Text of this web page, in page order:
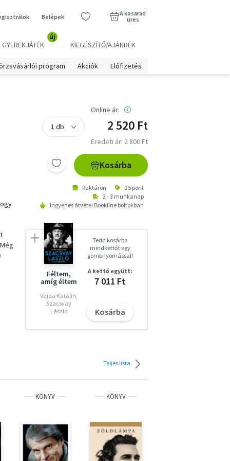
Belépek
A kosarad
üres
GYEREKJÁTÉK
új
KIEGÉSZÍTŐ/AJÁNDÉK
program Akciók Előfizetés
Online ár:
2 520 Ft
Eredeti ár: 2 800 Ft
Kosárba
Raktáron
25 pont
2 - 3 munkanap
Ingyenes átvétel Bookline boltokban
Féltem,
amíg éltem
Vajda Katalin,
Szacsvay
László
Tedd kosárba
mindkettőt egy
gombnyomással!
A kettő együtt:
7 011 Ft
Kosárba
Teljes lista
KÖNYV KÖNYV